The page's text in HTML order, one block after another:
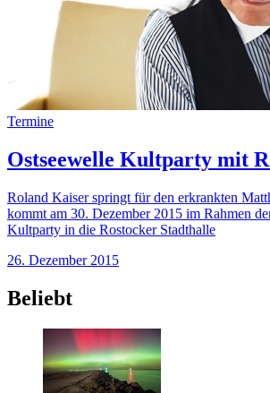
Termine
Ostseewelle Kultparty mit
Roland Kaiser springt für den erkrankten
kommt am 30. Dezember 2015 im Rahmen
Kultparty in die Rostocker Stadthalle
26. Dezember 2015
Beliebt